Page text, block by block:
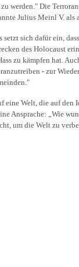
werden." Die
Julius Meinl V. als
setzt sich dafür ein,
des Holocaust
zu kämpfen hat.
- zur
eine Welt, die auf den
Ansprache: „Wie
um die Welt zu